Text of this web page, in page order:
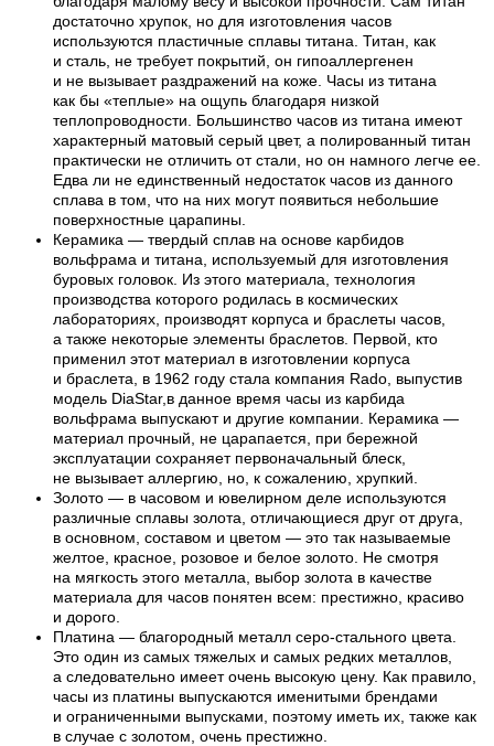
достаточно хрупок, но для изготовления часов
используются пластичные сплавы титана. Титан, как
и сталь, не требует покрытий, он гипоаллергенен
и не вызывает раздражений на коже. Часы из титана
как бы «теплые» на ощупь благодаря низкой
теплопроводности. Большинство часов из титана имеют
характерный матовый серый цвет, а полированный титан
практически не отличить от стали, но он намного легче ее.
Едва ли не единственный недостаток часов из данного
сплава в том, что на них могут появиться небольшие
поверхностные царапины.
Керамика — твердый сплав на основе карбидов
вольфрама и титана, используемый для изготовления
буровых головок. Из этого материала, технология
производства которого родилась в космических
лабораториях, производят корпуса и браслеты часов,
а также некоторые элементы браслетов. Первой, кто
применил этот материал в изготовлении корпуса
и браслета, в 1962 году стала компания Rado, выпустив
модель DiaStar,в данное время часы из карбида
вольфрама выпускают и другие компании. Керамика —
материал прочный, не царапается, при бережной
эксплуатации сохраняет первоначальный блеск,
не вызывает аллергию, но, к сожалению, хрупкий.
Золото — в часовом и ювелирном деле используются
различные сплавы золота, отличающиеся друг от друга,
в основном, составом и цветом — это так называемые
желтое, красное, розовое и белое золото. Не смотря
на мягкость этого металла, выбор золота в качестве
материала для часов понятен всем: престижно, красиво
и дорого.
Платина — благородный металл серо-стального цвета.
Это один из самых тяжелых и самых редких металлов,
а следовательно имеет очень высокую цену. Как правило,
часы из платины выпускаются именитыми брендами
и ограниченными выпусками, поэтому иметь их, также как
в случае с золотом, очень престижно.